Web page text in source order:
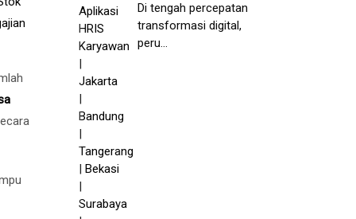
Di tengah percepatan
transformasi digital,
peru...